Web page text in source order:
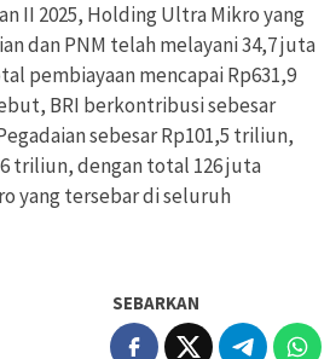
II 2025, Holding Ultra Mikro yang
dan PNM telah melayani 34,7 juta
pembiayaan mencapai Rp631,9
BRI berkontribusi sebesar
sebesar Rp101,5 triliun,
triliun, dengan total 126 juta
yang tersebar di seluruh
SEBARKAN